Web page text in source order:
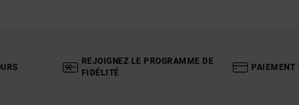
REJOIGNEZ LE PROGRAMME DE
FIDÉLITÉ
PAIEMENT